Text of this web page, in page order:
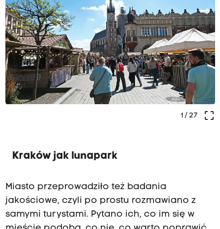
crop_free
1/ 27
Kraków jak lunapark
Miasto przeprowadziło też badania
jakościowe, czyli po prostu rozmawiano z
samymi turystami. Pytano ich, co im się w